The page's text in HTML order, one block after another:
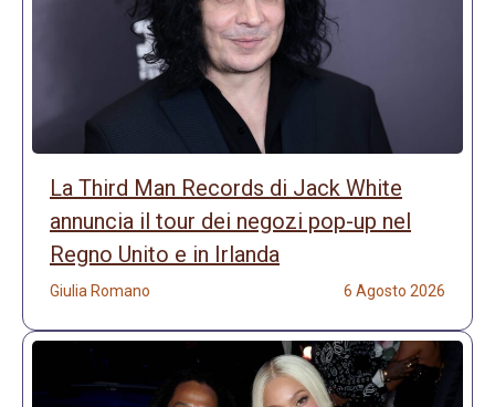
La Third Man Records di Jack White
annuncia il tour dei negozi pop-up nel
Regno Unito e in Irlanda
Giulia Romano 6 Agosto 2026